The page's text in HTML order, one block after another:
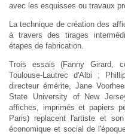
avec les esquisses ou travaux
La technique de création des
à travers des tirages
étapes de fabrication.
Trois essais (Fanny Girard,
Toulouse-Lautrec d'Albi ;
directeur émérite, Jane
State University of New
affiches, imprimés et papiers
Paris) replacent l'artiste et
économique et social de